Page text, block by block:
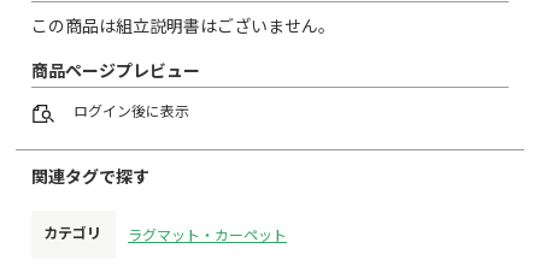
この商品は組立説明書はございません。
商品ページプレビュー
ログイン後に表示
関連タグで探す
カテゴリ ラグマット・カーペット